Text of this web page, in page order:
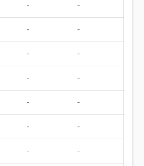
- -
- -
- -
- -
- -
- -
- -